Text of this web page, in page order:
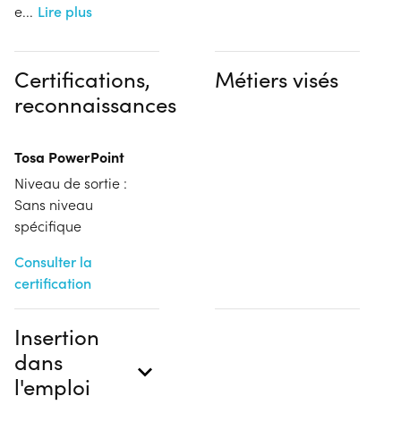
e... Lire plus
Certifications,
reconnaissances
Tosa PowerPoint
Niveau de sortie :
Sans niveau
spécifique
Consulter la
certification
Métiers visés
Insertion
dans
l'emploi